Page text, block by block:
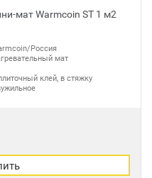
мат Warmcoin ST 1 м2
Россия
мат
клей, в стяжку